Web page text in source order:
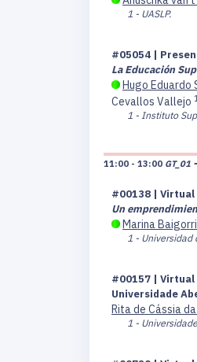
1 - UASLP.
#05054 |
La Educación
Hugo Eduardo
Cevallos Vallejo 1
1 - Instituto
11:00 - 13:00 GT_01
#00138 | Virtual
Un
Marina
1 - Universidad
#00157 | Virtual
Universidade
Rita de Cássia
1 -